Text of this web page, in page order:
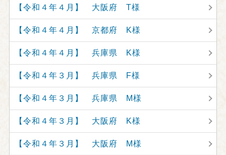
【令和４年４月】 大阪府 T様
【令和４年４月】 京都府 K様
【令和４年４月】 兵庫県 K様
【令和４年３月】 兵庫県 F様
【令和４年３月】 兵庫県 M様
【令和４年３月】 大阪府 K様
【令和４年３月】 大阪府 M様